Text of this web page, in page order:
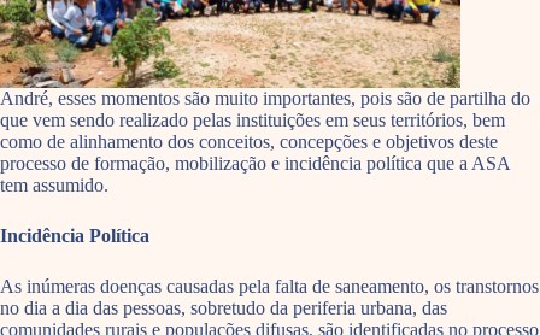
André, esses momentos são muito importantes, pois são de partilha do
que vem sendo realizado pelas instituições em seus territórios, bem
como de alinhamento dos conceitos, concepções e objetivos deste
processo de formação, mobilização e incidência política que a ASA
tem assumido.
Incidência Política
As inúmeras doenças causadas pela falta de saneamento, os transtornos
no dia a dia das pessoas, sobretudo da periferia urbana, das
comunidades rurais e populações difusas, são identificadas no processo